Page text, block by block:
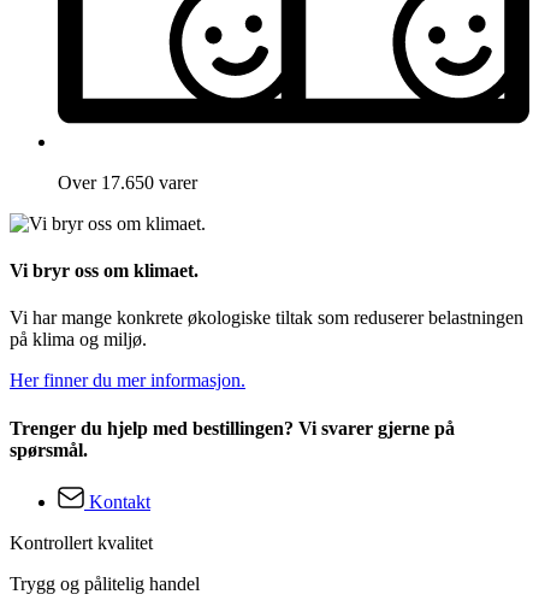
Over 17.650 varer
Vi bryr oss om klimaet.
Vi har mange konkrete økologiske tiltak som reduserer belastningen
på klima og miljø.
Her finner du mer informasjon.
Trenger du hjelp med bestillingen? Vi svarer gjerne på
spørsmål.
Kontakt
Kontrollert kvalitet
Trygg og pålitelig handel